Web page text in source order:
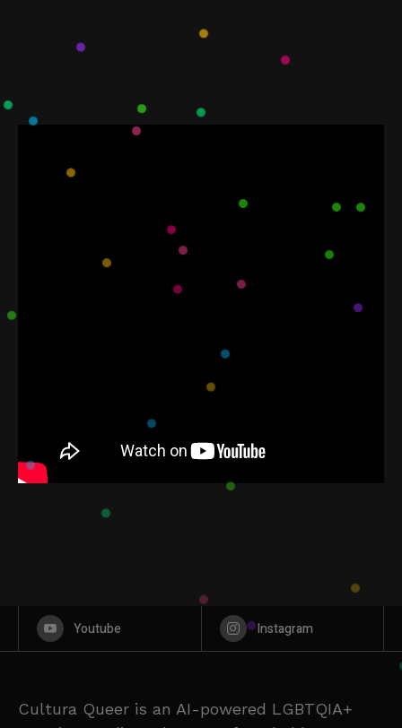
Youtube Instagram
Cultura Queer is an AI-powered LGBTQIA+